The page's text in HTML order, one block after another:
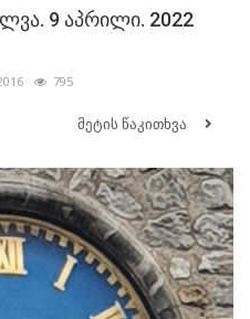
9 აპრილი. 2022
795
მეტის წაკითხვა